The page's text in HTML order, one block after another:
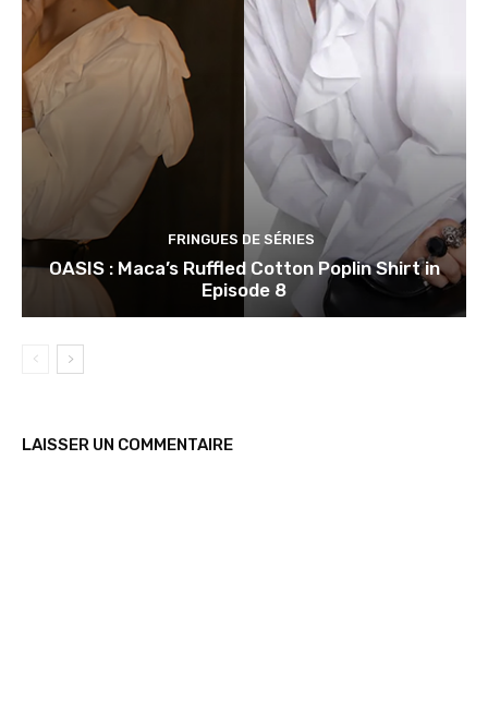
FRINGUES DE SÉRIES
OASIS : Maca’s Ruffled Cotton Poplin Shirt in
Episode 8
LAISSER UN COMMENTAIRE